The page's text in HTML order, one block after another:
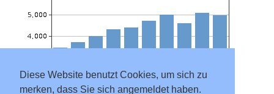
Diese Website benutzt Cookies, um sich zu
merken, dass Sie sich angemeldet haben.